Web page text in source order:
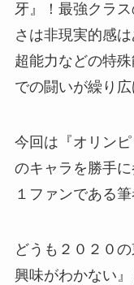
牙』！最強クラ
さは非現実的感
超能力などの特
での闘いが繰り広
今回は『オリン
のキャラを勝手
１ファンである
どうも２０２０
興味がわかない